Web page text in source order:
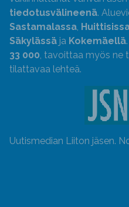
tiedotusvälineenä.
Sastamalassa,
Säkylässä ja Kokemäellä
33 000, tavoittaa myös ne
tilattavaa lehteä.
Uutismedian Liiton jäsen.